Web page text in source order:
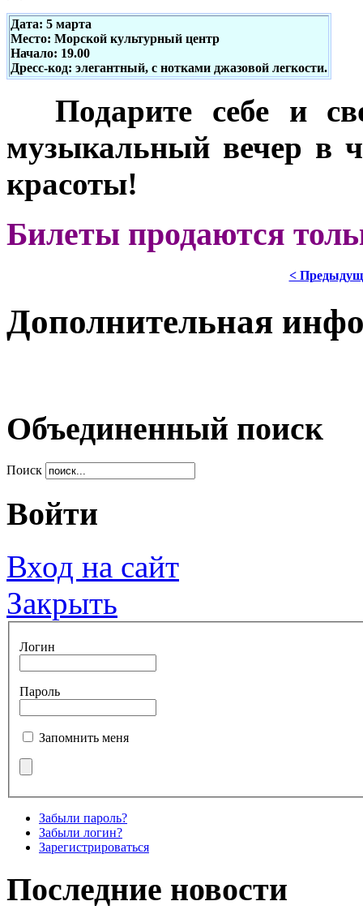
Дата: 5 марта
Место: Морской культурный центр
Начало: 19.00
Дресс-код: элегантный, с нотками джазовой легкости.
Подарите себе и
музыкальный вечер в
красоты!
Билеты продаются
<
Дополнительная
Объединенный поиск
Поиск
Войти
Вход на сайт
Закрыть
Логин
Пароль
Запомнить меня
Забыли пароль?
Забыли логин?
Зарегистрироваться
Последние новости